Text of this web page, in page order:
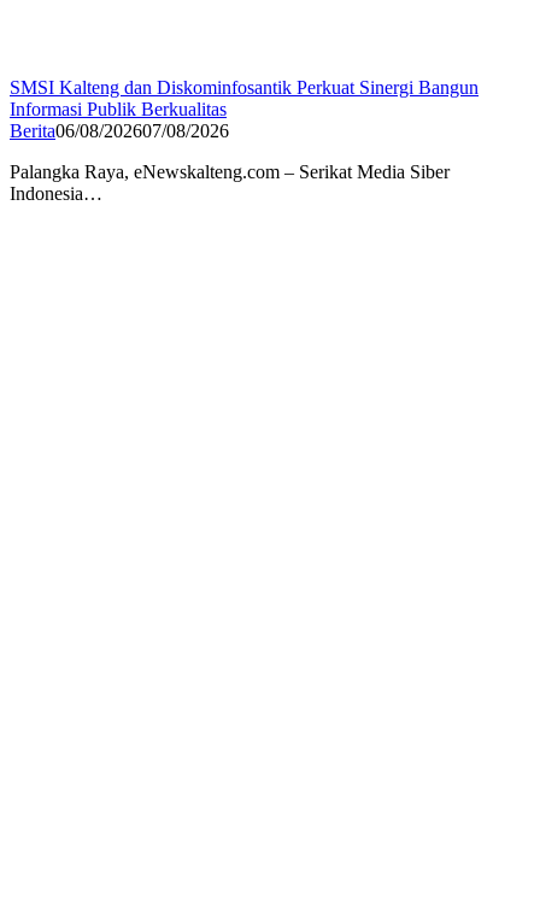
SMSI Kalteng dan Diskominfosantik Perkuat Sinergi Bangun
Informasi Publik Berkualitas
Berita06/08/202607/08/2026
Palangka Raya, eNewskalteng.com – Serikat Media Siber
Indonesia…